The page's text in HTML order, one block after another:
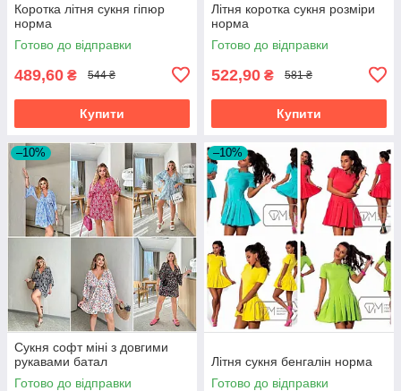
Коротка літня сукня гіпюр
норма
Готово до відправки
489,60 ₴ 544 ₴
Купити
Літня коротка сукня розміри
норма
Готово до відправки
522,90 ₴ 581 ₴
Купити
–10%
Сукня софт міні з довгими
рукавами батал
Готово до відправки
–10%
Літня сукня бенгалін норма
Готово до відправки